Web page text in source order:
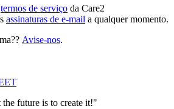
termos de serviço da Care2
assinaturas de e-mail a qualquer momento.
Avise-nos.
future is to create it!"